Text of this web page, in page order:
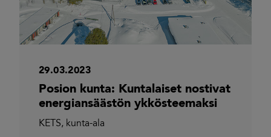
29.03.2023
Posion kunta: Kuntalaiset nostivat
energiansäästön ykkösteemaksi
KETS, kunta-ala